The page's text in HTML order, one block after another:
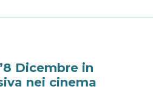
Dicembre in
nei cinema